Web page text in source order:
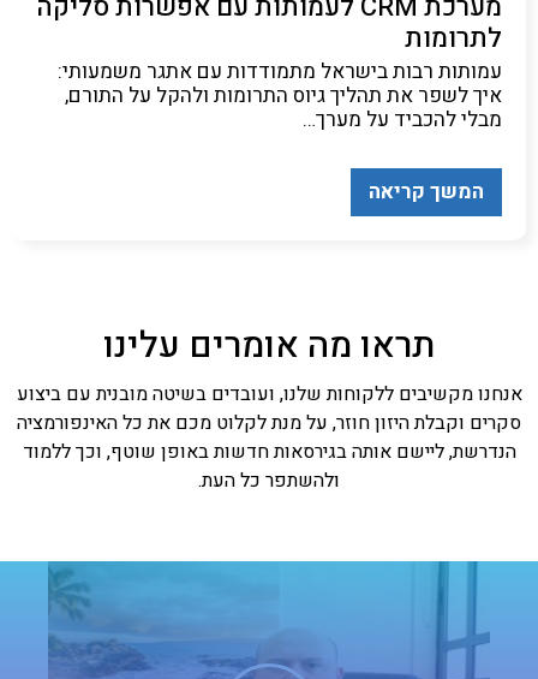
לתרומות
עמותות רבות בישראל מתמודדות עם אתגר משמעותי:
איך לשפר את תהליך גיוס התרומות ולהקל על התורם,
מבלי להכביד על מערך…
המשך קריאה
תראו מה אומרים עלינו
אנחנו מקשיבים ללקוחות שלנו, ועובדים בשיטה מובנית עם ביצוע
סקרים וקבלת היזון חוזר, על מנת לקלוט מכם את כל האינפורמציה
הנדרשת, ליישם אותה בגירסאות חדשות באופן שוטף, וכך ללמוד
ולהשתפר כל העת.